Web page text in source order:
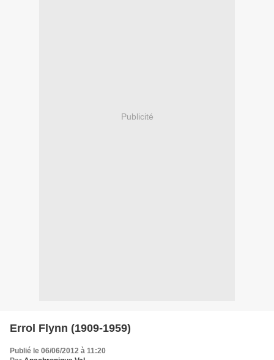
Publicité
Errol Flynn (1909-1959)
Publié le 06/06/2012 à 11:20